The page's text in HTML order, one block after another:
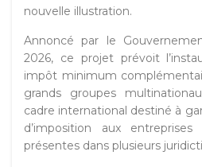
nouvelle illustration.
Annoncé par le
2026, ce projet prévoit
impôt minimum
grands groupes
cadre international destiné à
d’imposition aux
présentes dans plusieurs